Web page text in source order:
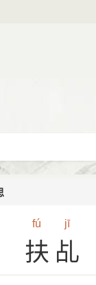
fú jī
扶乩